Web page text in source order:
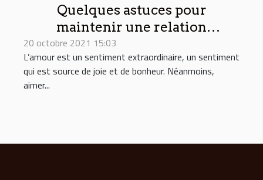
Quelques astuces pour
maintenir une relation
amoureuse
20 octobre 2021 15:03
L’amour est un sentiment extraordinaire, un sentiment
qui est source de joie et de bonheur. Néanmoins,
aimer...